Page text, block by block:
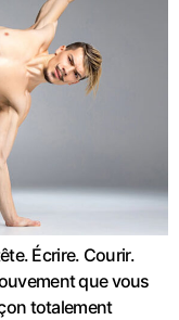
Écrire. Courir.
que vous
totalement